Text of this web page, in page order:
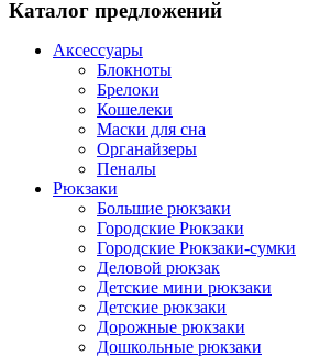
Каталог предложений
Аксессуары
Блокноты
Брелоки
Кошелеки
Маски для сна
Органайзеры
Пеналы
Рюкзаки
Большие рюкзаки
Городские Рюкзаки
Городские Рюкзаки-сумки
Деловой рюкзак
Детские мини рюкзаки
Детские рюкзаки
Дорожные рюкзаки
Дошкольные рюкзаки